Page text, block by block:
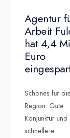
Agentur
Arbeit
hat 4,4
Euro
Schönes für die
Region. Gute
Konjunktur und
schnellere